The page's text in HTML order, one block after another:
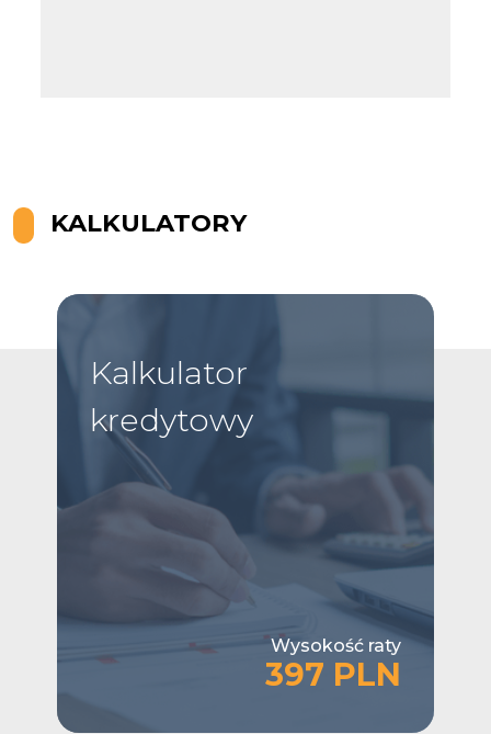
KALKULATORY
Kalkulator
kredytowy
Wysokość raty
397 PLN